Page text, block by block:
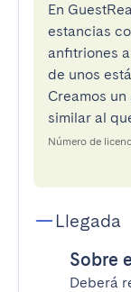
En
estancias
anfitriones
de unos
Creamos
similar al
Número de
Llegada
Sobre
Deberá